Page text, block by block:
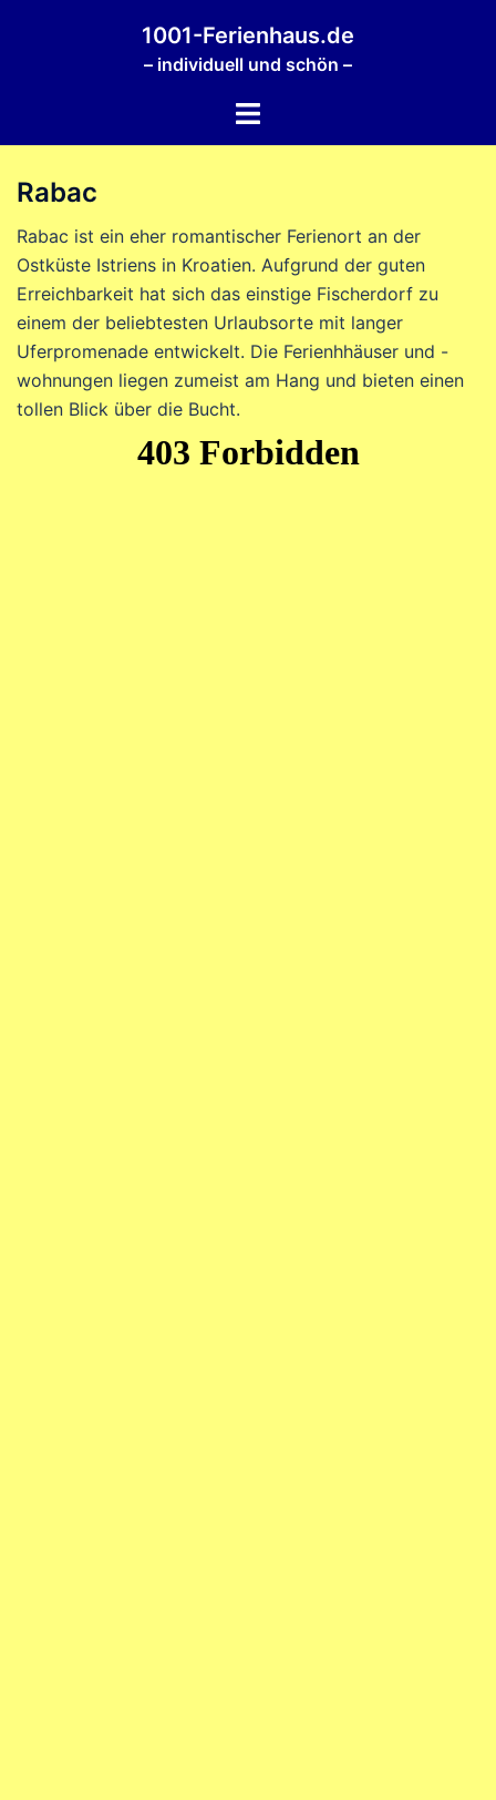
1001-Ferienhaus.de
– individuell und schön –
Menü
Rabac
Rabac ist ein eher romantischer Ferienort an der
Ostküste Istriens in Kroatien. Aufgrund der guten
Erreichbarkeit hat sich das einstige Fischerdorf zu
einem der beliebtesten Urlaubsorte mit langer
Uferpromenade entwickelt. Die Ferienhhäuser und -
wohnungen liegen zumeist am Hang und bieten einen
tollen Blick über die Bucht.